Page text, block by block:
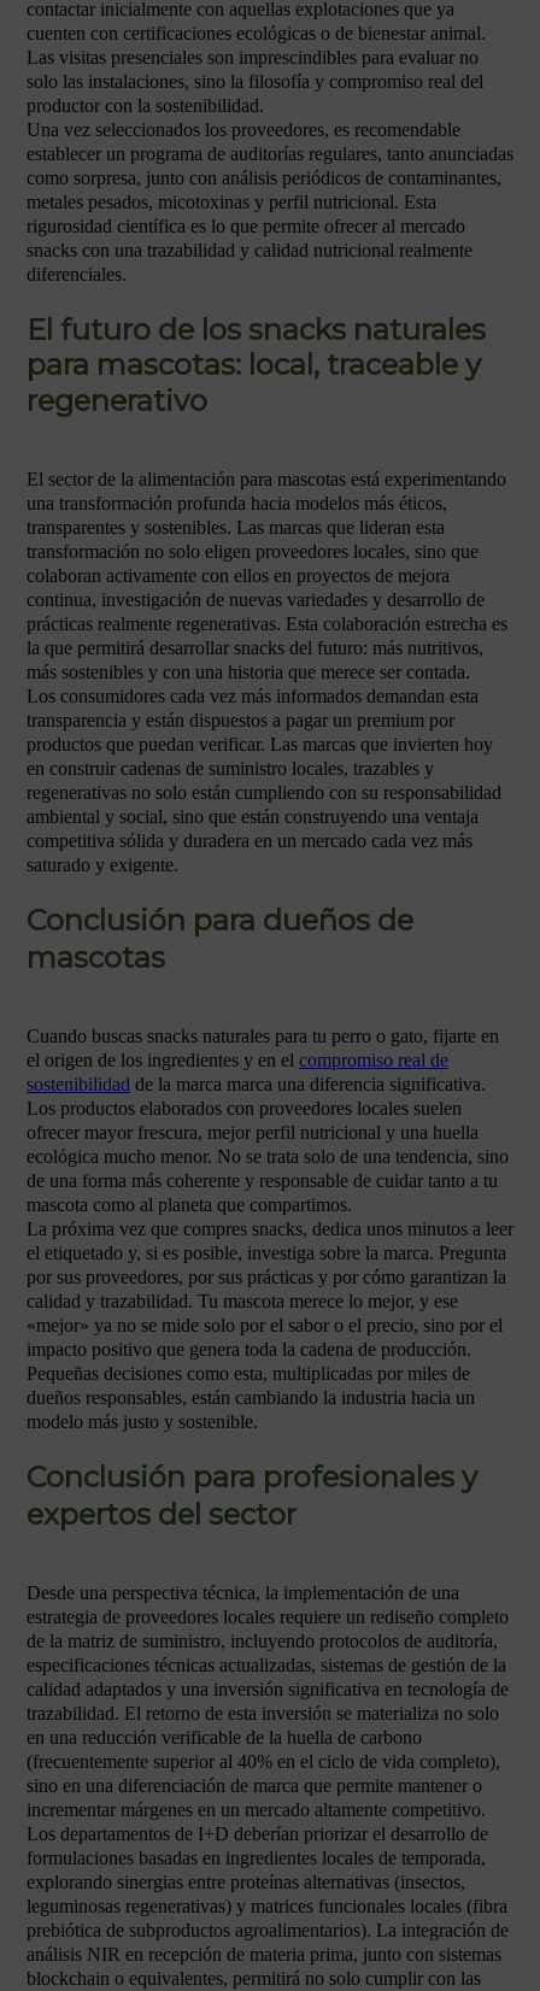
contactar inicialmente con aquellas explotaciones que ya
cuenten con certificaciones ecológicas o de bienestar animal.
Las visitas presenciales son imprescindibles para evaluar no
solo las instalaciones, sino la filosofía y compromiso real del
productor con la sostenibilidad.
Una vez seleccionados los proveedores, es recomendable
establecer un programa de auditorías regulares, tanto anunciadas
como sorpresa, junto con análisis periódicos de contaminantes,
metales pesados, micotoxinas y perfil nutricional. Esta
rigurosidad científica es lo que permite ofrecer al mercado
snacks con una trazabilidad y calidad nutricional realmente
diferenciales.
El futuro de los snacks naturales
para mascotas: local, traceable y
regenerativo
El sector de la alimentación para mascotas está experimentando
una transformación profunda hacia modelos más éticos,
transparentes y sostenibles. Las marcas que lideran esta
transformación no solo eligen proveedores locales, sino que
colaboran activamente con ellos en proyectos de mejora
continua, investigación de nuevas variedades y desarrollo de
prácticas realmente regenerativas. Esta colaboración estrecha es
la que permitirá desarrollar snacks del futuro: más nutritivos,
más sostenibles y con una historia que merece ser contada.
Los consumidores cada vez más informados demandan esta
transparencia y están dispuestos a pagar un premium por
productos que puedan verificar. Las marcas que invierten hoy
en construir cadenas de suministro locales, trazables y
regenerativas no solo están cumpliendo con su responsabilidad
ambiental y social, sino que están construyendo una ventaja
competitiva sólida y duradera en un mercado cada vez más
saturado y exigente.
Conclusión para dueños de
mascotas
Cuando buscas snacks naturales para tu perro o gato, fijarte en
el origen de los ingredientes y en el compromiso real de
sostenibilidad de la marca marca una diferencia significativa.
Los productos elaborados con proveedores locales suelen
ofrecer mayor frescura, mejor perfil nutricional y una huella
ecológica mucho menor. No se trata solo de una tendencia, sino
de una forma más coherente y responsable de cuidar tanto a tu
mascota como al planeta que compartimos.
La próxima vez que compres snacks, dedica unos minutos a leer
el etiquetado y, si es posible, investiga sobre la marca. Pregunta
por sus proveedores, por sus prácticas y por cómo garantizan la
calidad y trazabilidad. Tu mascota merece lo mejor, y ese
«mejor» ya no se mide solo por el sabor o el precio, sino por el
impacto positivo que genera toda la cadena de producción.
Pequeñas decisiones como esta, multiplicadas por miles de
dueños responsables, están cambiando la industria hacia un
modelo más justo y sostenible.
Conclusión para profesionales y
expertos del sector
Desde una perspectiva técnica, la implementación de una
estrategia de proveedores locales requiere un rediseño completo
de la matriz de suministro, incluyendo protocolos de auditoría,
especificaciones técnicas actualizadas, sistemas de gestión de la
calidad adaptados y una inversión significativa en tecnología de
trazabilidad. El retorno de esta inversión se materializa no solo
en una reducción verificable de la huella de carbono
(frecuentemente superior al 40% en el ciclo de vida completo),
sino en una diferenciación de marca que permite mantener o
incrementar márgenes en un mercado altamente competitivo.
Los departamentos de I+D deberían priorizar el desarrollo de
formulaciones basadas en ingredientes locales de temporada,
explorando sinergias entre proteínas alternativas (insectos,
leguminosas regenerativas) y matrices funcionales locales (fibra
prebiótica de subproductos agroalimentarios). La integración de
análisis NIR en recepción de materia prima, junto con sistemas
blockchain o equivalentes, permitirá no solo cumplir con las